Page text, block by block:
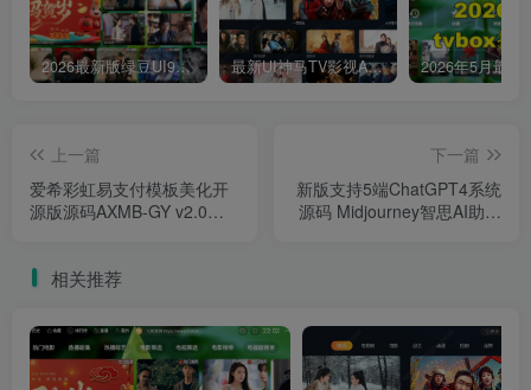
2026最新版绿豆UI9双端影视APP源码 最新UI神马TV影视APP源码 乐檬影视苹果CMS后台 包含前后端源码
上一篇
爱希彩虹易支付模板美化开
源版源码AXMB-GY v2.0，
下一篇
新版支持5端ChatGPT4系统
源码 Midjourney智思AI助手
相关推荐